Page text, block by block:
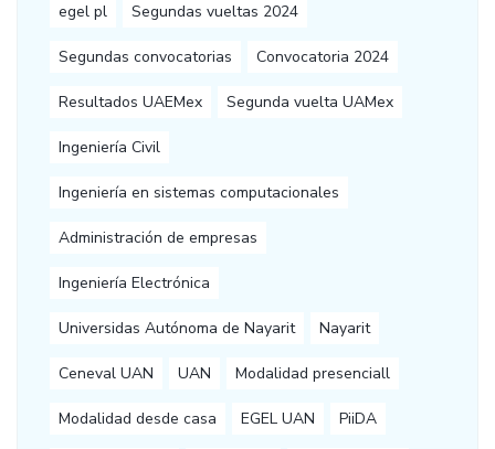
egel pl Segundas vueltas 2024
Segundas convocatorias Convocatoria 2024
Resultados UAEMex Segunda vuelta UAMex
Ingeniería Civil
Ingeniería en sistemas computacionales
Administración de empresas
Ingeniería Electrónica
Universidas Autónoma de Nayarit Nayarit
Ceneval UAN UAN Modalidad presenciall
Modalidad desde casa EGEL UAN PiiDA